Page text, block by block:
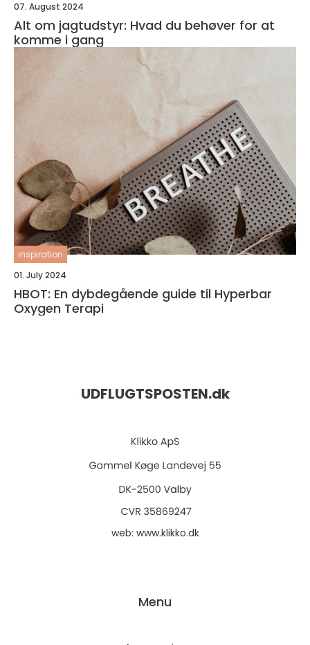
07. August 2024
Alt om jagtudstyr: Hvad du behøver for at
komme i gang
inspiration
01. July 2024
HBOT: En dybdegående guide til Hyperbar
Oxygen Terapi
UDFLUGTSPOSTEN.dk
web: www.klikko.dk
Menu